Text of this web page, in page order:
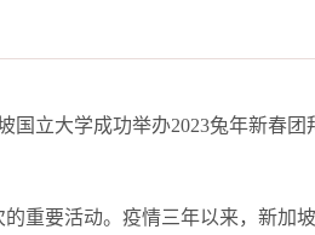
国立大学成功举办2023兔年新春团
重要活动。疫情三年以来，新加